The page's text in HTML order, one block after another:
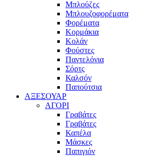
Μπλούζες
Μπλουζοφορέματα
Φορέματα
Κορμάκια
Κολάν
Φούστες
Παντελόνια
Σόρτς
Καλσόν
Παπούτσια
ΑΞΕΣΟΥΑΡ
ΑΓΟΡΙ
Γραβάτες
Γραβάτες
Καπέλα
Μάσκες
Παπιγιόν